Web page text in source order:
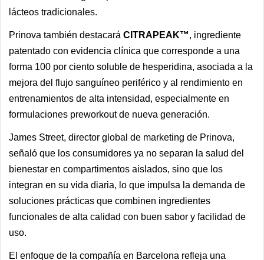
lácteos tradicionales.
Prinova también destacará CITRAPEAK™, ingrediente
patentado con evidencia clínica que corresponde a una
forma 100 por ciento soluble de hesperidina, asociada a la
mejora del flujo sanguíneo periférico y al rendimiento en
entrenamientos de alta intensidad, especialmente en
formulaciones preworkout de nueva generación.
James Street, director global de marketing de Prinova,
señaló que los consumidores ya no separan la salud del
bienestar en compartimentos aislados, sino que los
integran en su vida diaria, lo que impulsa la demanda de
soluciones prácticas que combinen ingredientes
funcionales de alta calidad con buen sabor y facilidad de
uso.
El enfoque de la compañía en Barcelona refleja una